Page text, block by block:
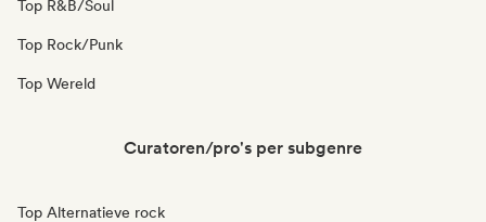
Top R&B/Soul
Top Rock/Punk
Top Wereld
Curatoren/pro's per subgenre
Top Alternatieve rock